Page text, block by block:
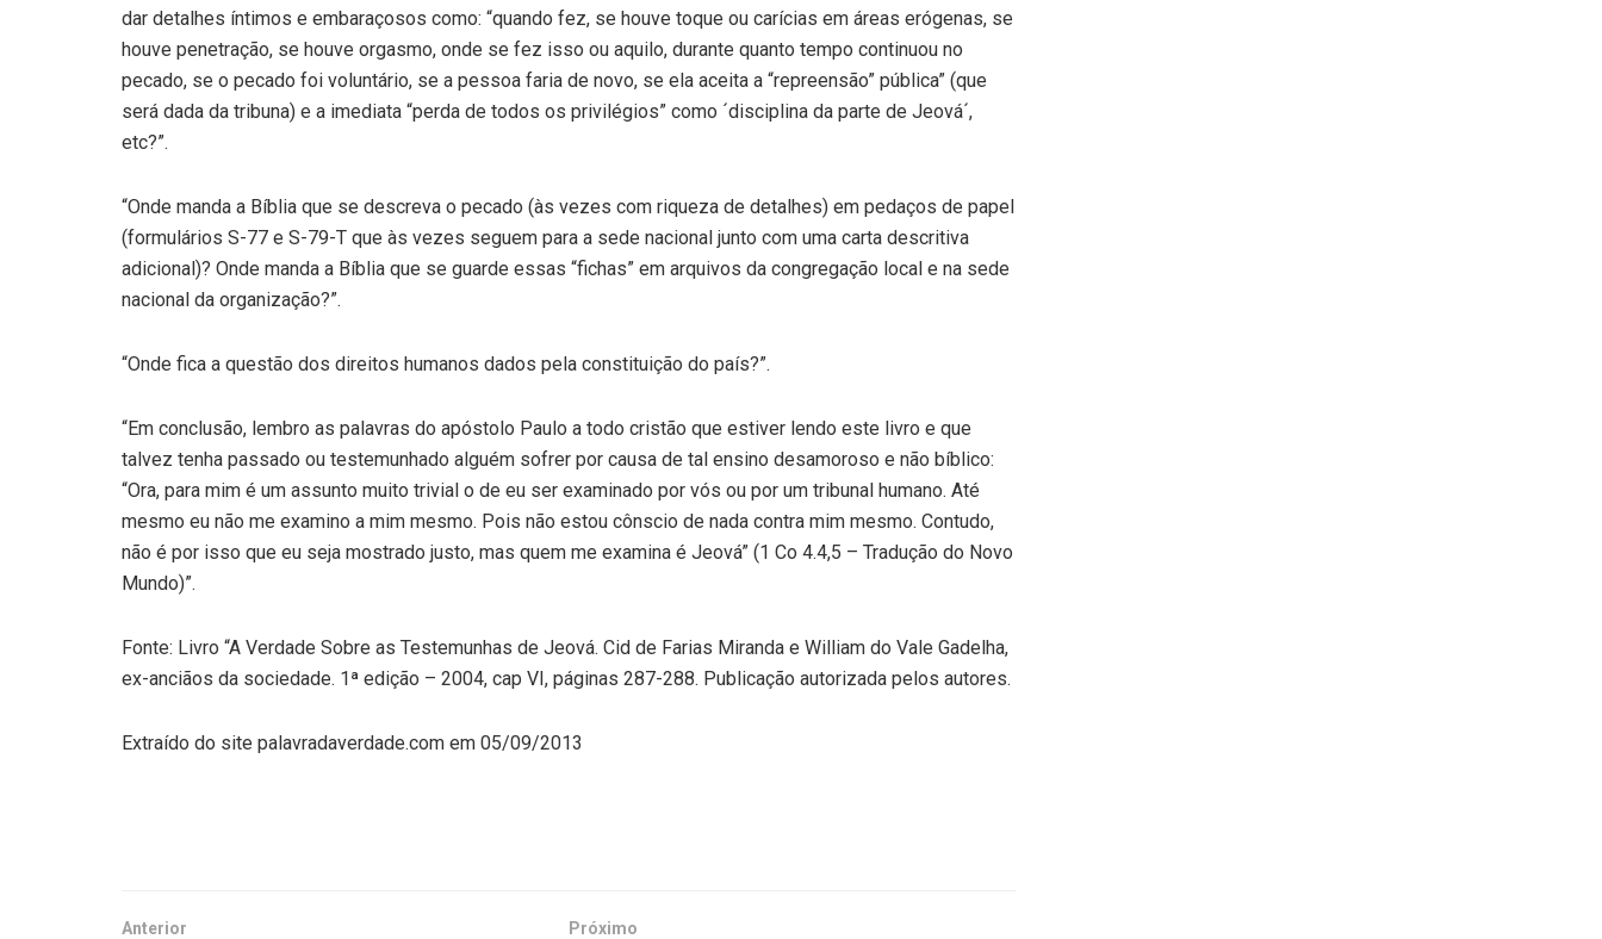
dar detalhes íntimos e embaraçosos como: “quando fez, se houve toque ou carícias em áreas erógenas, se
houve penetração, se houve orgasmo, onde se fez isso ou aquilo, durante quanto tempo continuou no
pecado, se o pecado foi voluntário, se a pessoa faria de novo, se ela aceita a “repreensão” pública” (que
será dada da tribuna) e a imediata “perda de todos os privilégios” como ´disciplina da parte de Jeová´,
etc?”.
“Onde manda a Bíblia que se descreva o pecado (às vezes com riqueza de detalhes) em pedaços de papel
(formulários S-77 e S-79-T que às vezes seguem para a sede nacional junto com uma carta descritiva
adicional)? Onde manda a Bíblia que se guarde essas “fichas” em arquivos da congregação local e na sede
nacional da organização?”.
“Onde fica a questão dos direitos humanos dados pela constituição do país?”.
“Em conclusão, lembro as palavras do apóstolo Paulo a todo cristão que estiver lendo este livro e que
talvez tenha passado ou testemunhado alguém sofrer por causa de tal ensino desamoroso e não bíblico:
“Ora, para mim é um assunto muito trivial o de eu ser examinado por vós ou por um tribunal humano. Até
mesmo eu não me examino a mim mesmo. Pois não estou cônscio de nada contra mim mesmo. Contudo,
não é por isso que eu seja mostrado justo, mas quem me examina é Jeová” (1 Co 4.4,5 – Tradução do Novo
Mundo)”.
Fonte: Livro “A Verdade Sobre as Testemunhas de Jeová. Cid de Farias Miranda e William do Vale Gadelha,
ex-anciãos da sociedade. 1ª edição – 2004, cap VI, páginas 287-288. Publicação autorizada pelos autores.
Extraído do site palavradaverdade.com em 05/09/2013
Anterior Próximo